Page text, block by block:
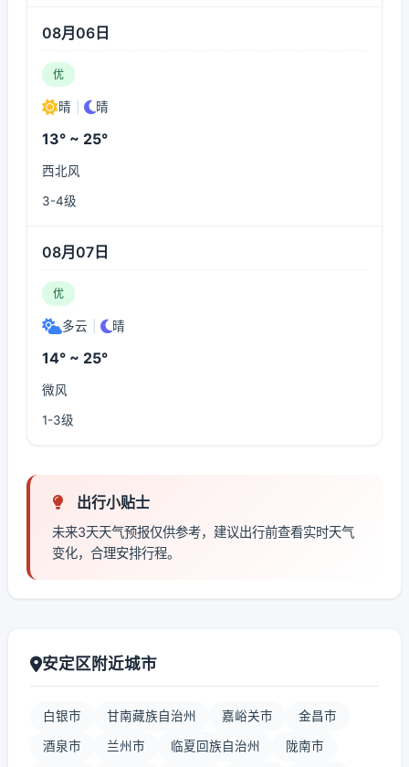
08月06日
优
晴 晴
13° ~ 25°
西北风
3-4级
08月07日
优
多云 晴
14° ~ 25°
微风
1-3级
出行小贴士
未来3天天气预报仅供参考，建议出行前查看实时天气
变化，合理安排行程。
安定区附近城市
白银市 甘南藏族自治州 嘉峪关市 金昌市
酒泉市 兰州市 临夏回族自治州 陇南市